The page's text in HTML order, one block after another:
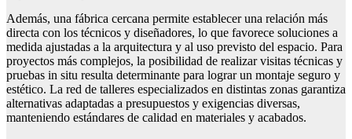
Además, una fábrica cercana permite establecer una relación más
directa con los técnicos y diseñadores, lo que favorece soluciones a
medida ajustadas a la arquitectura y al uso previsto del espacio. Para
proyectos más complejos, la posibilidad de realizar visitas técnicas y
pruebas in situ resulta determinante para lograr un montaje seguro y
estético. La red de talleres especializados en distintas zonas garantiza
alternativas adaptadas a presupuestos y exigencias diversas,
manteniendo estándares de calidad en materiales y acabados.